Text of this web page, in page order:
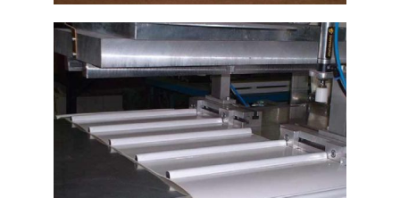
Perfiles blancos de
contención para bandas
transportadoras
Ampliar